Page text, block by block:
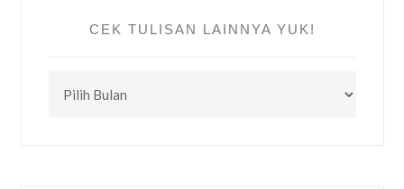
CEK TULISAN LAINNYA YUK!
TULISAN